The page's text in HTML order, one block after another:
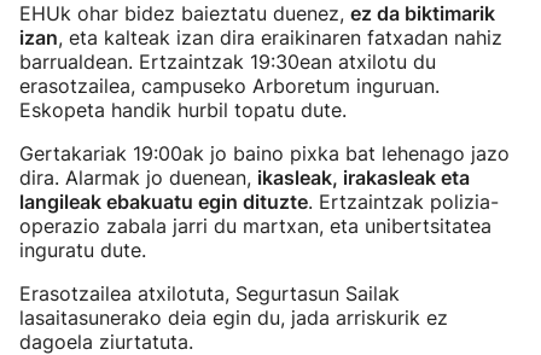
EHUk ohar bidez baieztatu duenez, ez da biktimarik
izan, eta kalteak izan dira eraikinaren fatxadan nahiz
barrualdean. Ertzaintzak 19:30ean atxilotu du
erasotzailea, campuseko Arboretum inguruan.
Eskopeta handik hurbil topatu dute.
Gertakariak 19:00ak jo baino pixka bat lehenago jazo
dira. Alarmak jo duenean, ikasleak, irakasleak eta
langileak ebakuatu egin dituzte. Ertzaintzak polizia-
operazio zabala jarri du martxan, eta unibertsitatea
inguratu dute.
Erasotzailea atxilotuta, Segurtasun Sailak
lasaitasunerako deia egin du, jada arriskurik ez
dagoela ziurtatuta.